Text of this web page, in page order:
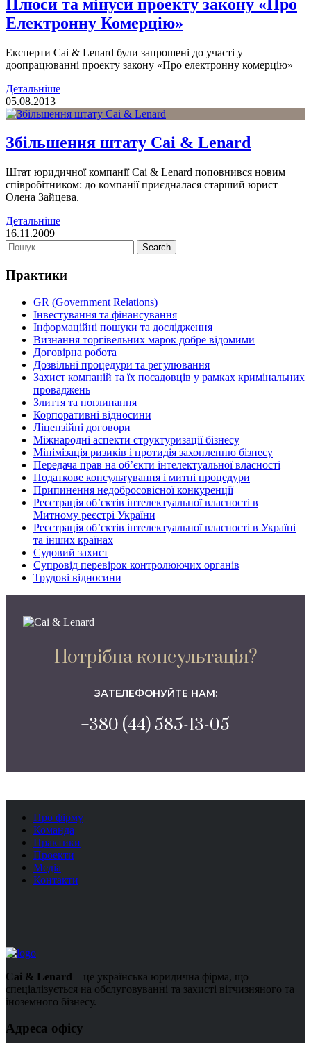
Плюси та мінуси проекту закону «Про
Електронну Комерцію»
Експерти Cai & Lenard були запрошені до участі у
доопрацюванні проекту закону «Про електронну комерцію»
Детальніше
05.08.2013
Збільшення штату Cai & Lenard
Штат юридичної компанії Cai & Lenard поповнився новим
співробітником: до компанії приєдналася старший юрист
Олена Зайцева.
Детальніше
16.11.2009
Практики
GR (Government Relations)
Інвестування та фінансування
Інформаційні пошуки та дослідження
Визнання торгівельних марок добре відомими
Договірна робота
Дозвільні процедури та регулювання
Захист компаній та їх посадовців у рамках кримінальних
проваджень
Злиття та поглинання
Корпоративні відносини
Ліцензійні договори
Міжнародні аспекти структуризації бізнесу
Мінімізація ризиків і протидія захопленню бізнесу
Передача прав на об’єкти інтелектуальної власності
Податкове консультування і митні процедури
Припинення недобросовісної конкуренції
Реєстрація об’єктів інтелектуальної власності в
Митному реєстрі України
Реєстрація об’єктів інтелектуальної власності в Україні
та інших країнах
Судовий захист
Супровід перевірок контролюючих органів
Трудові відносини
Потрібна консультація?
ЗАТЕЛЕФОНУЙТЕ НАМ:
+380 (44) 585-13-05
Про фірму
Команда
Практики
Проекти
Медіа
Контакти
Cai & Lenard – це українська юридична фірма, що
спеціалізується на обслуговуванні та захисті вітчизняного та
іноземного бізнесу.
Адреса офісу